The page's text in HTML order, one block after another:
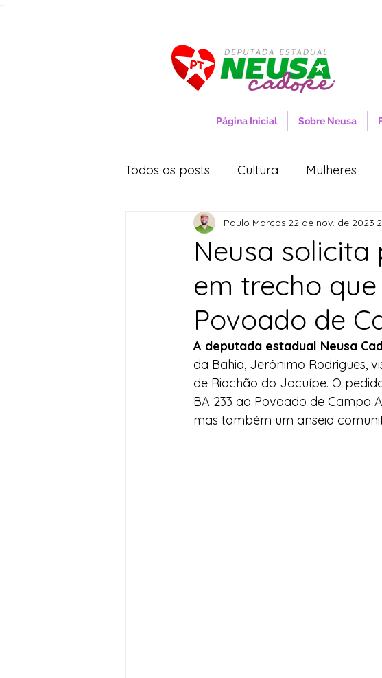
Página Inicial Sobre Neusa
Todos os posts Cultura Mulheres
Entrevistas Movimentos Sociais
Cidades Cultura Saúde
Desenvolvimento Territorial
Imprensa Assistência Social
Neusa
em trecho
Povoado de
Paulo Marcos 22 de nov. de 2023
A deputada estadual Neusa
da Bahia, Jerônimo Rodrigues,
de Riachão do Jacuípe. O
BA 233 ao Povoado de Campo
mas também um anseio